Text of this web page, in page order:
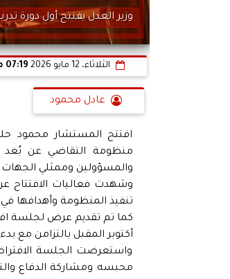
وزير العدل يفتتح أول دورة
الثلاثاء، 12 مايو 2026 07:19 مـ
عادل محمود
افتتح المستشار محمود
منظومة التقاضي عن بُعد
والمسؤولين وممثلي الجهات
وشهدت فعاليات الافتتاح
تنفيذ المنظومة وأهدافها في
كما تم تقديم عرض لجلسة
أكتوبر المقبل بالتزامن مع
واستعرضت الجلسة
محبسه ومشاركة الدفاع